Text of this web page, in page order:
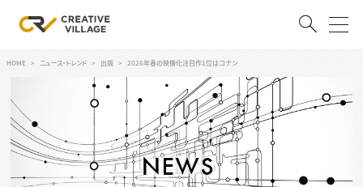
ログイン 会員登録
RECRUIT
HOME ニュース・トレンド 出版 2026年春の映像化注目作1位はコナン